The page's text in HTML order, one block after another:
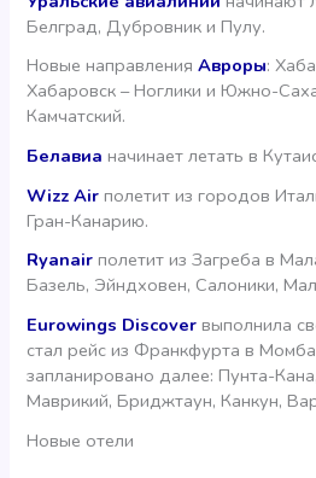
Белград, Дубровник и Пулу.
Новые направленияАвроры:
Хабаровск – Ноглики и Южно-
Камчатский.
Белавиа начинает летать в
Wizz Air полетит из городов
Гран-Канарию.
Ryanair полетит из Загреба в
Базель, Эйндховен, Салоники,
Eurowings Discover выполнила
стал рейс из Франкфурта в
запланировано далее: Пунта-
Маврикий, Бриджтаун, Канкун,
Новые отели